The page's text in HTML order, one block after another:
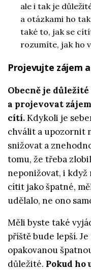
ale i tak je
a otázkami ho
také to, jak se
rozumíte, jak ho
Projevujte zájem
Obecně je
a projevovat
cítí.Kdykoli je
chválit a upozornit
snižovat a
tomu, že třeba
neponižovat, i když
cítit jako špatné,
udělalo, ne ono
Měli byste také
příště bude lepší.
opakovanou
důležité. Pokud ho